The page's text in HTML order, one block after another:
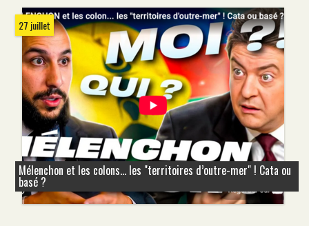
27 juillet
Mélenchon et les colons... les "territoires d’outre-mer" ! Cata ou
basé ?